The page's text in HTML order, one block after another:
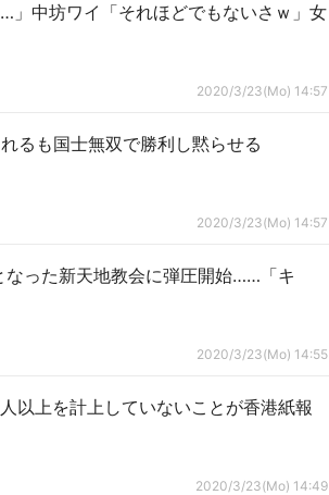
」中坊ワイ「それほどでもないさｗ」女
2020/3/23(Mo) 14:57
るも国士無双で勝利し黙らせる
2020/3/23(Mo) 14:57
なった新天地教会に弾圧開始……「キ
2020/3/23(Mo) 14:55
以上を計上していないことが香港紙報
2020/3/23(Mo) 14:49